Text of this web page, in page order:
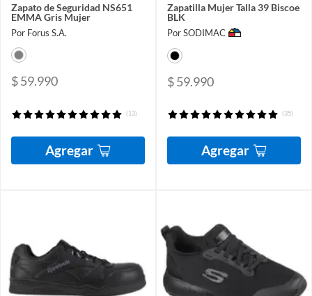
Zapato de Seguridad NS651
EMMA Gris Mujer
Por Forus S.A.
$ 59.990
(13)
Agregar
Zapatilla Mujer Talla 39 Biscoe
BLK
Por SODIMAC
$ 59.990
(35)
Agregar